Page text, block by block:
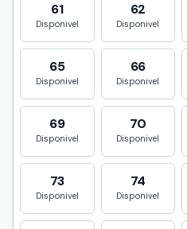
61
Disponivel
62
Disponivel
65
Disponivel
66
Disponivel
69
Disponivel
70
Disponivel
73
Disponivel
74
Disponivel